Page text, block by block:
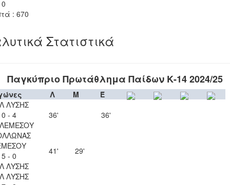
: 670
Στατιστικά
Παγκύπριο Πρωτάθλημα Παίδων Κ-14 2024/25
Λ Μ
Έ
ΛΥΣΗΣ
0 - 4
36'
36'
5 - 0
ΛΥΣΗΣ
41' 29'
ΛΥΣΗΣ